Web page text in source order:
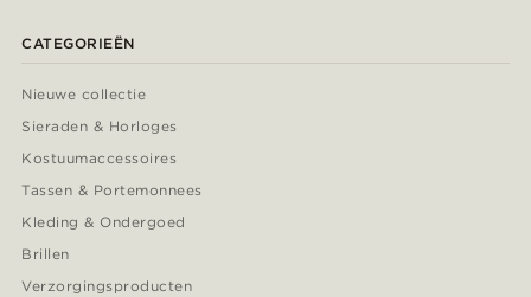
CATEGORIEËN
Nieuwe collectie
Sieraden & Horloges
Kostuumaccessoires
Tassen & Portemonnees
Kleding & Ondergoed
Brillen
Verzorgingsproducten